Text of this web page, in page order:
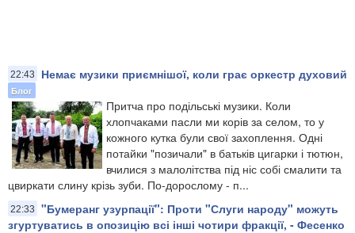
22:43 Немає музики приємнішої, коли грає оркестр духовий
Блог
Притча про подільські музики. Коли
хлопчаками пасли ми корів за селом, то у
кожного кутка були свої захоплення. Одні
потайки "позичали" в батьків цигарки і тютюн,
вчилися з малолітства під ніс собі смалити та
цвиркати слину крізь зуби. По-дорослому - п...
22:33
"Бумеранг узурпації": Проти "Слуги народу" можуть
згуртуватись в опозицію всі інші чотири фракції, - Фесенко